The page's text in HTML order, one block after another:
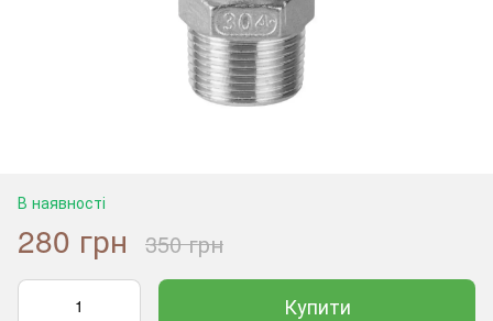
В наявності
280 грн 350 грн
Купити